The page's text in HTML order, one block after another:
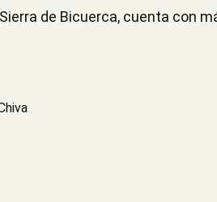
de Bicuerca, cuenta con